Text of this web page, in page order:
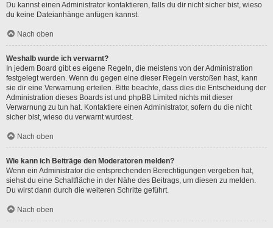
Du kannst einen Administrator kontaktieren, falls du dir nicht sicher bist, wieso
du keine Dateianhänge anfügen kannst.
Nach oben
Weshalb wurde ich verwarnt?
In jedem Board gibt es eigene Regeln, die meistens von der Administration
festgelegt werden. Wenn du gegen eine dieser Regeln verstoßen hast, kann
sie dir eine Verwarnung erteilen. Bitte beachte, dass dies die Entscheidung der
Administration dieses Boards ist und phpBB Limited nichts mit dieser
Verwarnung zu tun hat. Kontaktiere einen Administrator, sofern du die nicht
sicher bist, wieso du verwarnt wurdest.
Nach oben
Wie kann ich Beiträge den Moderatoren melden?
Wenn ein Administrator die entsprechenden Berechtigungen vergeben hat,
siehst du eine Schaltfläche in der Nähe des Beitrags, um diesen zu melden.
Du wirst dann durch die weiteren Schritte geführt.
Nach oben